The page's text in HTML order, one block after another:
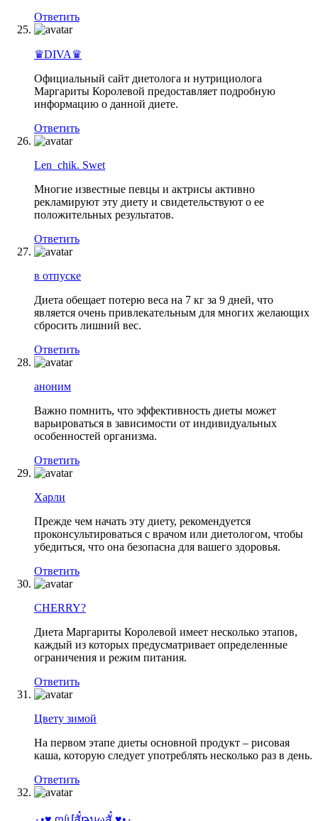
Ответить
♛DIVA♛
Официальный сайт диетолога и нутрициолога
Маргариты Королевой предоставляет подробную
информацию о данной диете.
Ответить
Len_chik. Swet
Многие известные певцы и актрисы активно
рекламируют эту диету и свидетельствуют о ее
положительных результатов.
Ответить
в отпуске
Диета обещает потерю веса на 7 кг за 9 дней, что
является очень привлекательным для многих желающих
сбросить лишний вес.
Ответить
аноним
Важно помнить, что эффективность диеты может
варьироваться в зависимости от индивидуальных
особенностей организма.
Ответить
Харли
Прежде чем начать эту диету, рекомендуется
проконсультироваться с врачом или диетологом, чтобы
убедиться, что она безопасна для вашего здоровья.
Ответить
CHERRY?
Диета Маргариты Королевой имеет несколько этапов,
каждый из которых предусматривает определенные
ограничения и режим питания.
Ответить
Цвету зимой
На первом этапе диеты основной продукт – рисовая
каша, которую следует употреблять несколько раз в день.
Ответить